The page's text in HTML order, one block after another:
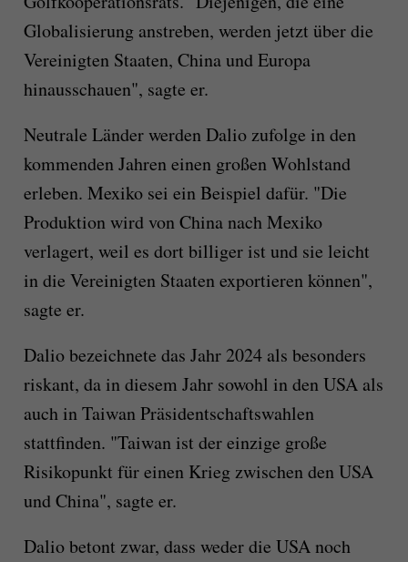
Globalisierung anstreben, werden jetzt über die
Vereinigten Staaten, China und Europa
hinausschauen", sagte er.
Neutrale Länder werden Dalio zufolge in den
kommenden Jahren einen großen Wohlstand
erleben. Mexiko sei ein Beispiel dafür. "Die
Produktion wird von China nach Mexiko
verlagert, weil es dort billiger ist und sie leicht
in die Vereinigten Staaten exportieren können",
sagte er.
Dalio bezeichnete das Jahr 2024 als besonders
riskant, da in diesem Jahr sowohl in den USA als
auch in Taiwan Präsidentschaftswahlen
stattfinden. "Taiwan ist der einzige große
Risikopunkt für einen Krieg zwischen den USA
und China", sagte er.
Dalio betont zwar, dass weder die USA noch